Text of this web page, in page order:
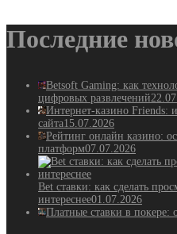
Последние
Betsoft Gaming: как
цифровых развлечений
Интернет-казино Friends:
сайта15.07.2026
Рейтинг онлайн казино:
платформ07.07.2026
Bet ставки: как сделать
интереснее01.07.2026
Платные ставки в покере: